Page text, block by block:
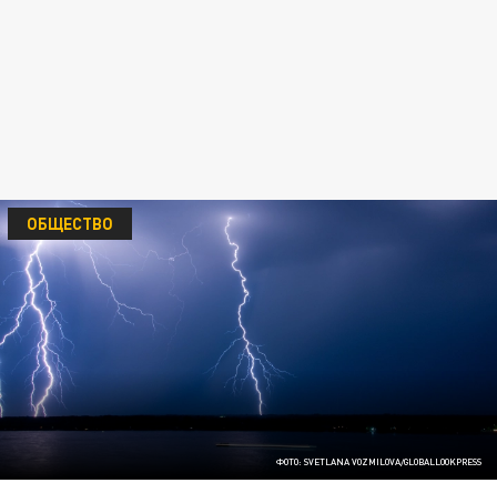
ФОТО: SVETLANA VOZMILOVA/GLOBALLOOKPRESS
ОБЩЕСТВО